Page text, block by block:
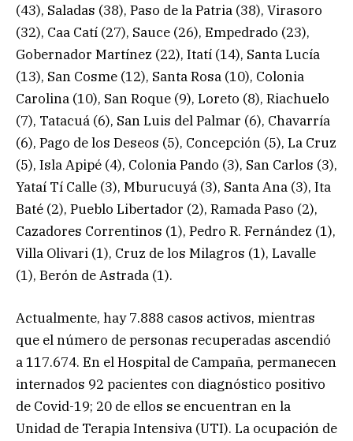
(43), Saladas (38), Paso de la Patria (38), Virasoro
(32), Caa Catí (27), Sauce (26), Empedrado (23),
Gobernador Martínez (22), Itatí (14), Santa Lucía
(13), San Cosme (12), Santa Rosa (10), Colonia
Carolina (10), San Roque (9), Loreto (8), Riachuelo
(7), Tatacuá (6), San Luis del Palmar (6), Chavarría
(6), Pago de los Deseos (5), Concepción (5), La Cruz
(5), Isla Apipé (4), Colonia Pando (3), San Carlos (3),
Yataí Tí Calle (3), Mburucuyá (3), Santa Ana (3), Ita
Baté (2), Pueblo Libertador (2), Ramada Paso (2),
Cazadores Correntinos (1), Pedro R. Fernández (1),
Villa Olivari (1), Cruz de los Milagros (1), Lavalle
(1), Berón de Astrada (1).
Actualmente, hay 7.888 casos activos, mientras
que el número de personas recuperadas ascendió
a 117.674. En el Hospital de Campaña, permanecen
internados 92 pacientes con diagnóstico positivo
de Covid-19; 20 de ellos se encuentran en la
Unidad de Terapia Intensiva (UTI). La ocupación de